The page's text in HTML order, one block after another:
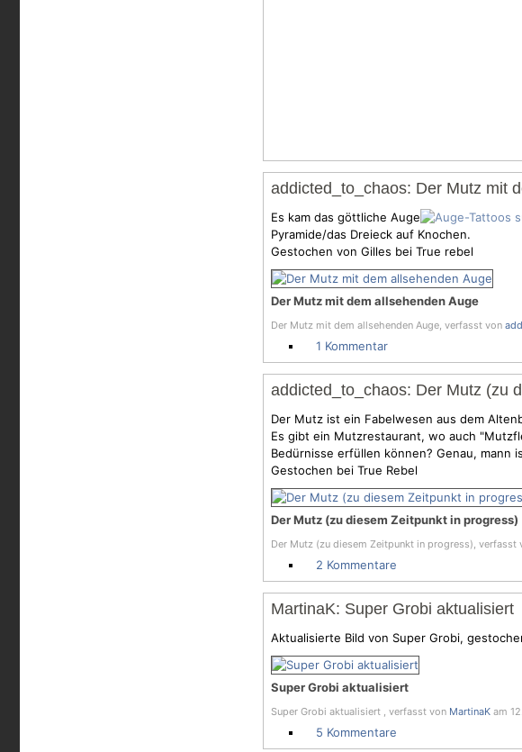
addicted_to_chaos: Der Mutz mit
Es kam das göttliche Auge
Pyramide/das Dreieck auf Knochen.
Gestochen von Gilles bei True rebel
Der Mutz mit dem allsehenden Auge
Der Mutz mit dem allsehenden Auge, verfasst von
1 Kommentar
addicted_to_chaos: Der Mutz (zu
Der Mutz ist ein Fabelwesen aus dem
Es gibt ein Mutzrestaurant, wo auch
Bedürnisse erfüllen können? Genau, mann
Gestochen bei True Rebel
Der Mutz (zu diesem Zeitpunkt in progress)
Der Mutz (zu diesem Zeitpunkt in progress), verfasst
2 Kommentare
MartinaK: Super Grobi aktualisiert
Aktualisierte Bild von Super Grobi,
Super Grobi aktualisiert
Super Grobi aktualisiert , verfasst von MartinaK am
5 Kommentare